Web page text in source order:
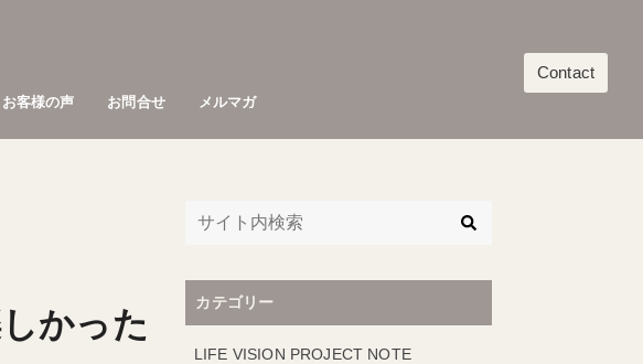
Contact
お客様の声 お問合せ メルマガ
かった
カテゴリー
LIFE VISION PROJECT NOTE